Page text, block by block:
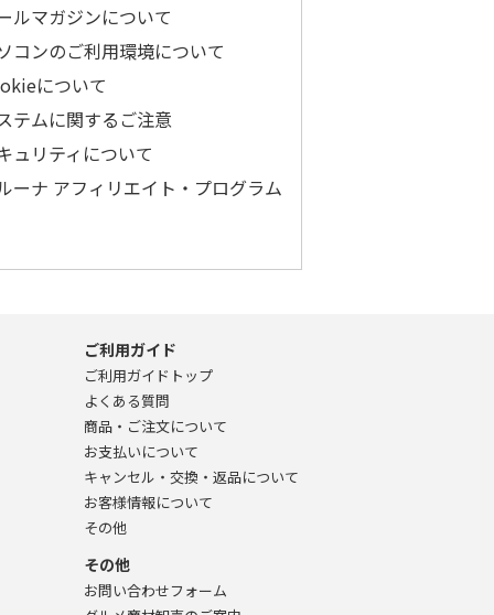
ルマガジンについて
コンのご利用環境について
について
テムに関するご注意
ュリティについて
ーナ アフィリエイト・プログラム
ご利用ガイド
ご利用ガイドトップ
よくある質問
商品・ご注文について
お支払いについて
キャンセル・交換・返品について
お客様情報について
その他
その他
お問い合わせフォーム